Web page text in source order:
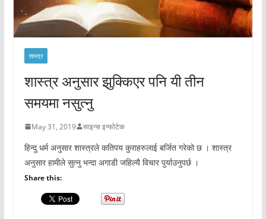
शास्त्र
शास्त्र अनुसार झुक्किएर पनि यी तीन
समयमा नसुत्नु
May 31, 2019 साइन्स इन्फोटेक
हिन्दु धर्म अनुसार शास्त्रले कतिपय कुराहरुलाई बर्जित गरेको छ । शास्त्र
अनुसार हामीले सुत्नु भन्दा अगाडी जहिल्यै विचार पुर्याउनुपर्छ ।
Share this: